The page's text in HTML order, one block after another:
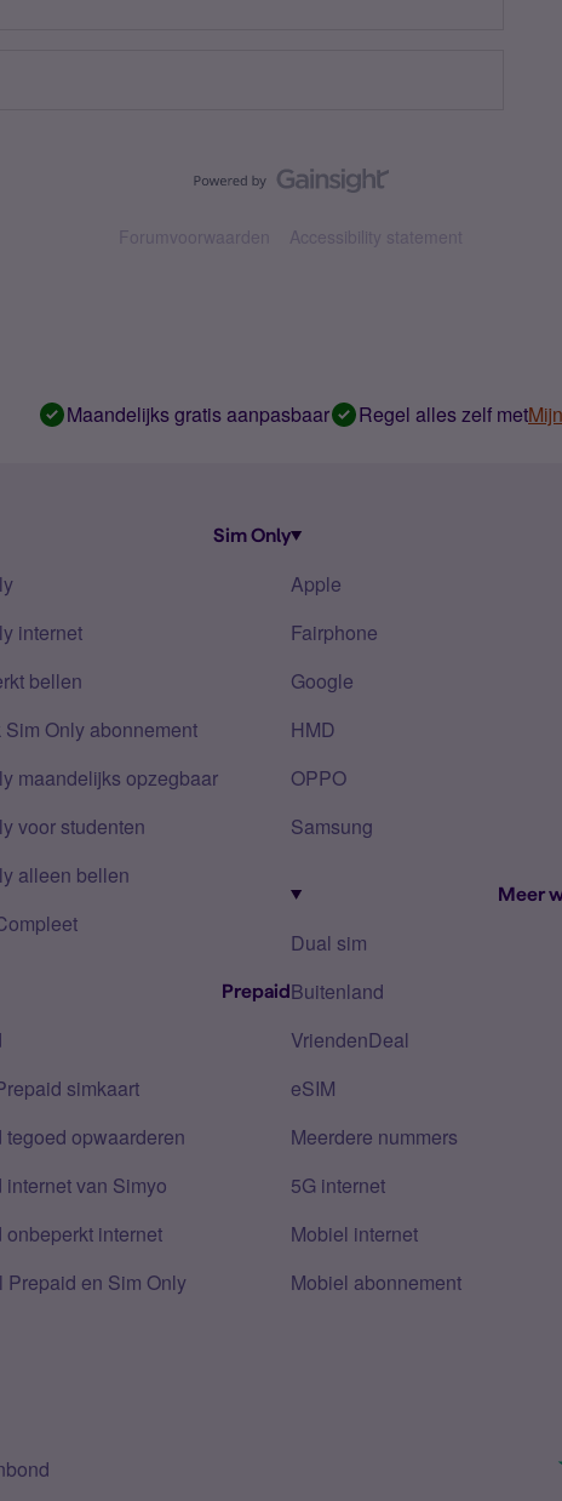
Forumvoorwaarden Accessibility statement
Maandelijks gratis aanpasbaar Regel alles zelf met
Sim Only
internet
bellen
Only abonnement
maandelijks opzegbaar
voor studenten
alleen bellen
Prepaid
simkaart
tegoed opwaarderen
internet van Simyo
onbeperkt internet
Prepaid en Sim Only
Apple
Fairphone
Google
HMD
OPPO
Samsung
Meer
Dual sim
Buitenland
VriendenDeal
eSIM
Meerdere nummers
5G internet
Mobiel internet
Mobiel abonnement